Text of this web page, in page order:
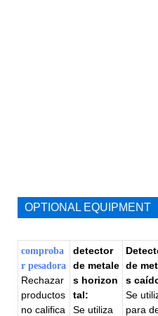
OPTIONAL EQUIPMENT
comproba
r pesadora
Rechazar
productos
no califica
detector
de metale
s horizon
tal:
Se utiliza
de
s
Se
para